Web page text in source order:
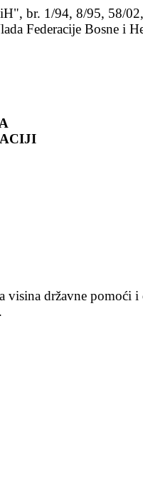
br. 1/94, 8/95, 58/
Federacije Bosne i
državne pomoći